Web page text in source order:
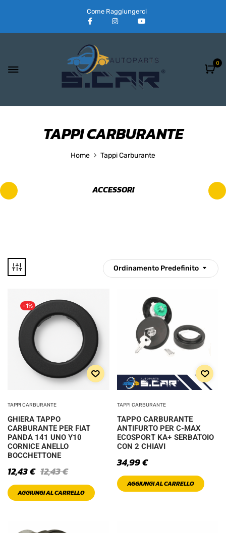
Come Raggiungerci
0
TAPPI CARBURANTE
Home Tappi Carburante
ACCESSORI
10 17 38
Disponibile
PRODOTTO
COLOR
Black
Ordinamento Predefinito
-1%
TAPPI CARBURANTE
GHIERA TAPPO
CARBURANTE PER FIAT
PANDA 141 UNO Y10
CORNICE ANELLO
BOCCHETTONE
12,43€
12,43€
AGGIUNGI AL CARRELLO
TAPPI CARBURANTE
TAPPO CARBURANTE
ANTIFURTO PER C-MAX
ECOSPORT KA+ SERBATOIO
CON 2 CHIAVI
34,99€
AGGIUNGI AL CARRELLO